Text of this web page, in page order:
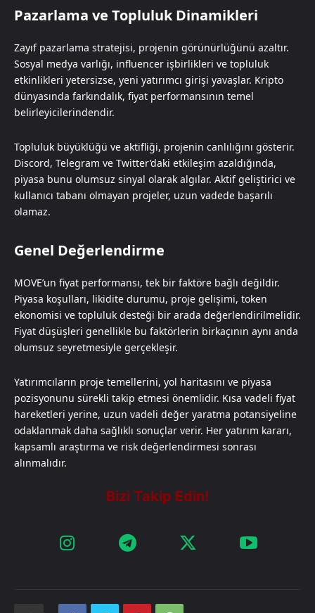
Pazarlama ve Topluluk Dinamikleri
Zayıf pazarlama stratejisi, projenin görünürlüğünü azaltır.
Sosyal medya varlığı, influencer işbirlikleri ve topluluk
etkinlikleri yetersizse, yeni yatırımcı girişi yavaşlar. Kripto
dünyasında farkındalık, fiyat performansının temel
belirleyicilerindendir.
Topluluk büyüklüğü ve aktifliği, projenin canlılığını gösterir.
Discord, Telegram ve Twitter’daki etkileşim azaldığında,
piyasa bunu olumsuz sinyal olarak algılar. Aktif geliştirici ve
kullanıcı tabanı olmayan projeler, uzun vadede başarılı
olamaz.
Genel Değerlendirme
MOVE’un fiyat performansı, tek bir faktöre bağlı değildir.
Piyasa koşulları, likidite durumu, proje gelişimi, token
ekonomisi ve topluluk desteği bir arada değerlendirilmelidir.
Fiyat düşüşleri genellikle bu faktörlerin birkaçının aynı anda
olumsuz seyretmesiyle gerçekleşir.
Yatırımcıların proje temellerini, yol haritasını ve piyasa
pozisyonunu sürekli takip etmesi önemlidir. Kısa vadeli fiyat
hareketleri yerine, uzun vadeli değer yaratma potansiyeline
odaklanmak daha sağlıklı sonuçlar verir. Her yatırım kararı,
kapsamlı araştırma ve risk değerlendirmesi sonrası
alınmalıdır.